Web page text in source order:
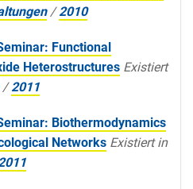
/2010
Functional
Heterostructures Existiert
/2011
Biothermodynamics
Networks Existiert in